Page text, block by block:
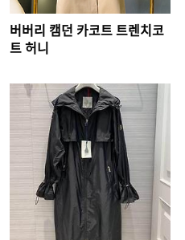
버버리 캠던 카코트 트렌치코
트 허니